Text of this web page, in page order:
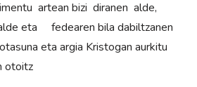
artean bizi diranen alde,
eta fedearen bila dabiltzanen
eta argia Kristogan aurkitu
otoitz